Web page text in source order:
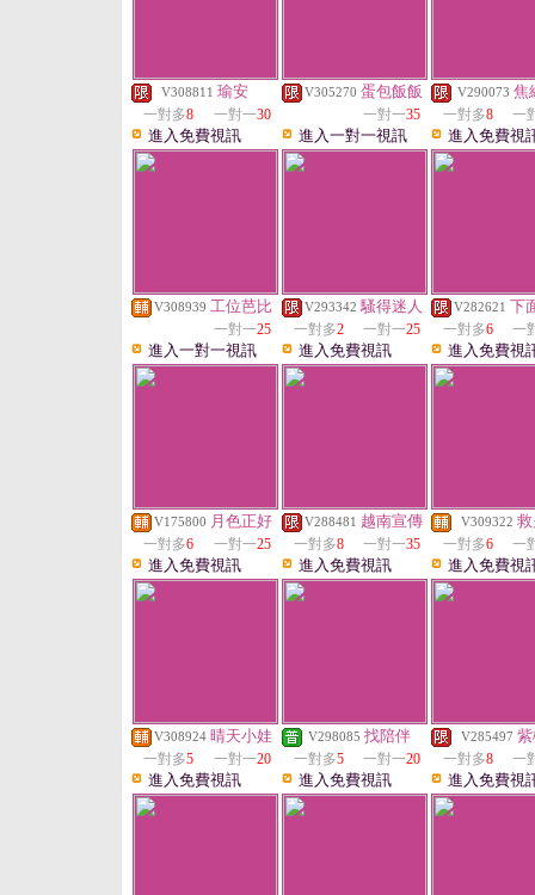
V308811 瑜安
一對多8 一對一30
進入免費視訊
V305270 蛋包飯飯
一對一35
進入一對一視訊
V290073 焦
一對多8 一
進入免費視
V308939 工位芭比
一對一25
進入一對一視訊
V293342 騷得迷人
一對多2 一對一25
進入免費視訊
V282621 下
一對多6 一
進入免費視
V175800 月色正好
一對多6 一對一25
進入免費視訊
V288481 越南宣傳
一對多8 一對一35
進入免費視訊
V309322
一對多6 一
進入免費視
V308924 晴天小娃
一對多5 一對一20
進入免費視訊
V298085 找陪伴
一對多5 一對一20
進入免費視訊
V285497
一對多8 一
進入免費視